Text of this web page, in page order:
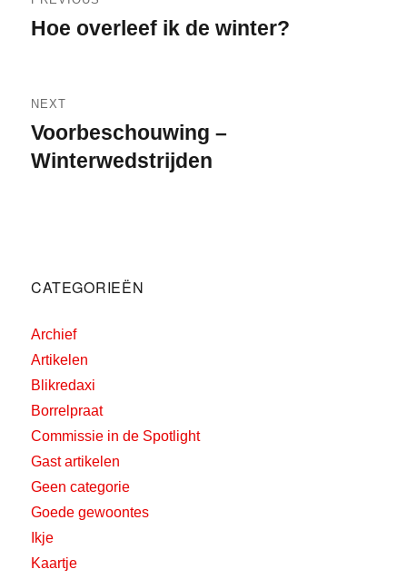
navigatie
Previous
Hoe overleef ik de winter?
NEXT
Next
post:
Voorbeschouwing –
Winterwedstrijden
CATEGORIEËN
Archief
Artikelen
Blikredaxi
Borrelpraat
Commissie in de Spotlight
Gast artikelen
Geen categorie
Goede gewoontes
Ikje
Kaartje